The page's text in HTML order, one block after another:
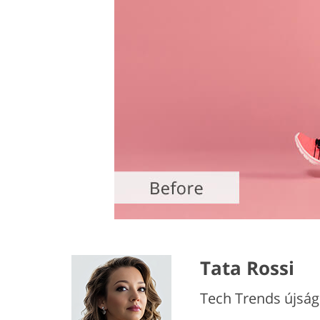
Tata Rossi
Tech Trends